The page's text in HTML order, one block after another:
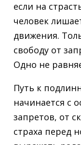
если на
человек
движения.
свободу от
Одно не
Путь к
начинается с
запретов, от
страха перед